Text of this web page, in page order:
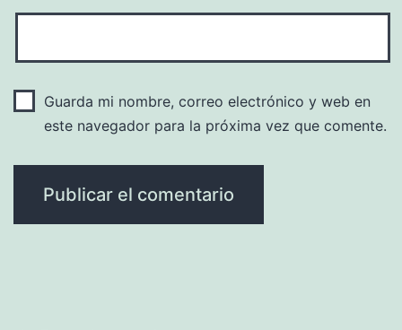
Guarda mi nombre, correo electrónico y web en
este navegador para la próxima vez que comente.